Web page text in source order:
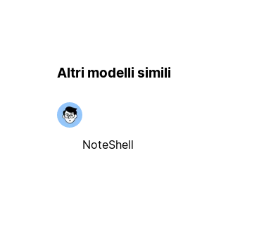
Altri modelli simili
NoteShell